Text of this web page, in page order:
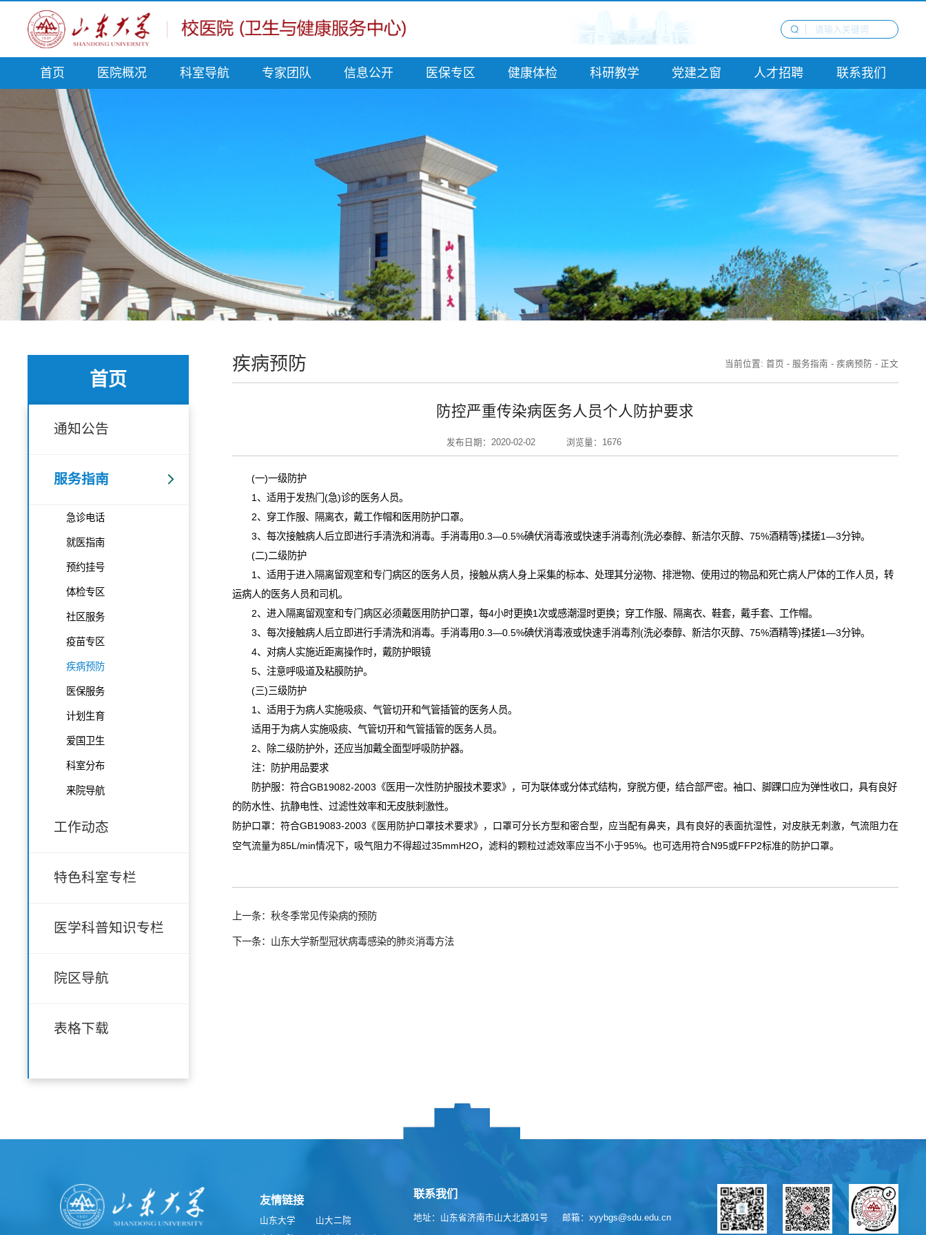
首页 医院概况 科室导航 专家团队 信息公开 医保专区 健康体检 科研教学 党建之窗 人才招聘 联系我们
首页
通知公告
服务指南
急诊电话
就医指南
预约挂号
体检专区
社区服务
疫苗专区
疾病预防
医保服务
计划生育
爱国卫生
科室分布
来院导航
工作动态
特色科室专栏
医学科普知识专栏
院区导航
表格下载
疾病预防 当前位置: 首页 - 服务指南 - 疾病预防 - 正文
防控严重传染病医务人员个人防护要求
发布日期：2020-02-02 浏览量： 1676
(一)一级防护
1 、适用于发热门(急)诊的医务人员。
2、穿工作服、隔离衣，戴工作帽和医用防护口罩。
3、每次接触病人后立即进行手清洗和消毒。手消毒用0.3—0.5%碘伏消毒液或快速手消毒剂(洗必泰醇、新洁尔灭醇、75%酒精等)揉搓1—3分钟。
(二)二级防护
1 、适用于进入隔离留观室和专门病区的医务人员，接触从病人身上采集的标本、处理其分泌物、排泄物、使用过的物品和死亡病人尸体的工作人员，转
运病人的医务人员和司机。
2、进入隔离留观室和专门病区必须戴医用防护口罩，每4小时更换1 次或感潮湿时更换；穿工作服、隔离衣、鞋套，戴手套、工作帽。
3、每次接触病人后立即进行手清洗和消毒。手消毒用0.3—0.5%碘伏消毒液或快速手消毒剂(洗必泰醇、新洁尔灭醇、75%酒精等)揉搓1—3分钟。
4、对病人实施近距离操作时，戴防护眼镜
5、注意呼吸道及粘膜防护。
(三)三级防护
1 、适用于为病人实施吸痰、气管切开和气管插管的医务人员。
适用于为病人实施吸痰、气管切开和气管插管的医务人员。
2、除二级防护外，还应当加戴全面型呼吸防护器。
注：防护用品要求
防护服：符合GB19082-2003 《医用一次性防护服技术要求》，可为联体或分体式结构，穿脱方便，结合部严密。袖口、脚踝口应为弹性收口，具有良好
的防水性、抗静电性、过滤性效率和无皮肤刺激性。
防护口罩：符合GB19083-2003 《医用防护口罩技术要求》，口罩可分长方型和密合型，应当配有鼻夹，具有良好的表面抗湿性，对皮肤无刺激，气流阻力在
空气流量为85L/min情况下，吸气阻力不得超过35mmH2O，滤料的颗粒过滤效率应当不小于95%。也可选用符合N95或FFP2标准的防护口罩。
上一条：秋冬季常见传染病的预防
下一条：山东大学新型冠状病毒感染的肺炎消毒方法
友情链接
山东大学
山大二院
联系我们
地址：山东省济南市山大北路91号 邮箱：xyybgs@sdu.edu.cn